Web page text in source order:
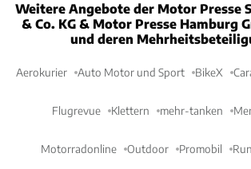
Weitere Angebote der Motor Presse
& Co. KG & Motor Presse Hamburg
und deren
Aerokurier Auto Motor und Sport BikeX
Flugrevue Klettern mehr-tanken
Motorradonline Outdoor Promobil